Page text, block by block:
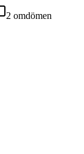
2 omdömen